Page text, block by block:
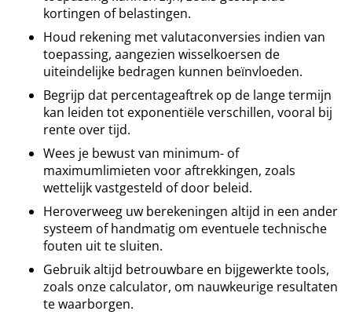
kortingen of belastingen.
Houd rekening met valutaconversies indien van
toepassing, aangezien wisselkoersen de
uiteindelijke bedragen kunnen beïnvloeden.
Begrijp dat percentageaftrek op de lange termijn
kan leiden tot exponentiële verschillen, vooral bij
rente over tijd.
Wees je bewust van minimum- of
maximumlimieten voor aftrekkingen, zoals
wettelijk vastgesteld of door beleid.
Heroverweeg uw berekeningen altijd in een ander
systeem of handmatig om eventuele technische
fouten uit te sluiten.
Gebruik altijd betrouwbare en bijgewerkte tools,
zoals onze calculator, om nauwkeurige resultaten
te waarborgen.